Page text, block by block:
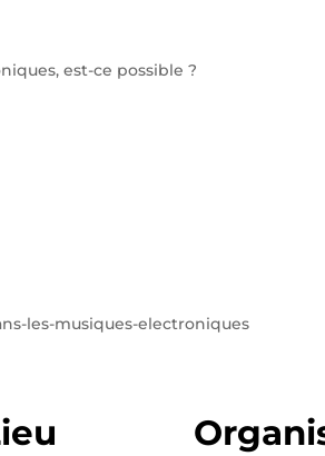
est-ce possible ?
les-musiques-electroniques